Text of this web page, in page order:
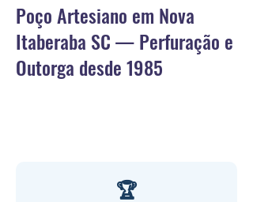
Poço Artesiano em Nova
Itaberaba SC — Perfuração e
Outorga desde 1985
🏆